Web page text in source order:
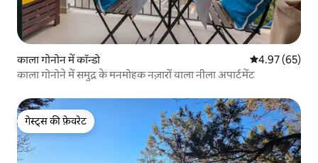
काला गोनोन में कॉन्डो औसत रेटिंग 5 में
4.97 (65)
काला गोनोने में समुद्र के मनमोहक नज़ारों वाला नीला अपार्टमेंट
गेस्ट्स की फ़ेवरेट
गेस्ट्स की फ़ेवरेट